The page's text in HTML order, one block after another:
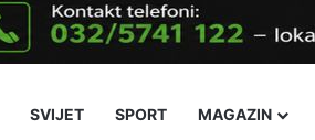
SVIJET SPORT MAGAZIN